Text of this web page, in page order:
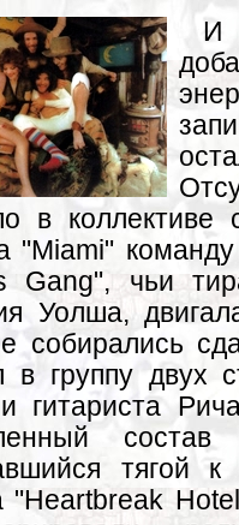
И
в коллективе
"Miami"
Gang", чьи
Уолша,
собирались
в группу двух
гитариста
тягой
"Heartbreak